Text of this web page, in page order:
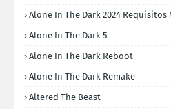
Alone In The Dark 2024 Requisitos
Alone In The Dark 5
Alone In The Dark Reboot
Alone In The Dark Remake
Altered The Beast